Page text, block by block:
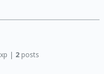
xp | 2posts